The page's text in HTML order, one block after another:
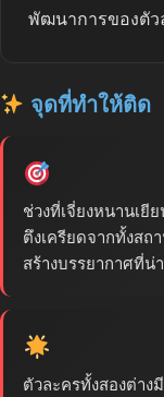
พัฒนาการของตั
จุดที่ทำให้ติด
ช่วงที่เจี่ยงหนานเยี
ตึงเครียดจากทั้งสถ
สร้างบรรยากาศที่น่
ตัวละครทั้งสองต่าง